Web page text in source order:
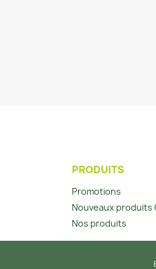
PRODUITS
Promotions
Nouveaux produits
Nos produits